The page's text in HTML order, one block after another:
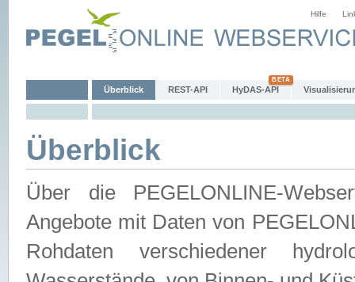
Hilfe
Überblick REST-API HyDAS-API
Überblick
Über die PEGELONLINE-
Angebote mit Daten von
Rohdaten verschiedener